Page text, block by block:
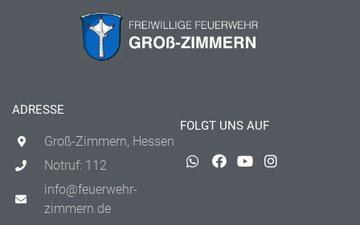
ADRESSE
Groß-Zimmern, Hessen
Notruf: 112
info@feuerwehr-
zimmern.de
FOLGT UNS AUF